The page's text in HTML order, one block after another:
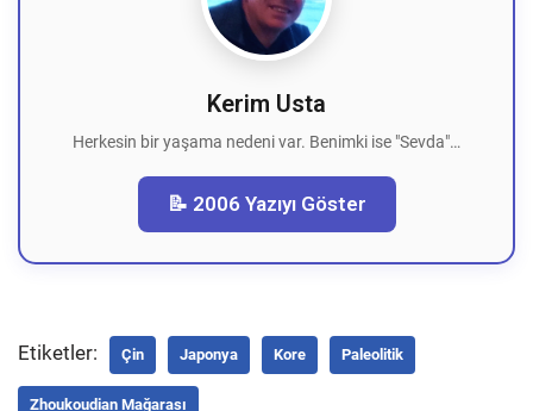
Kerim Usta
Herkesin bir yaşama nedeni var. Benimki ise "Sevda"…
📝 2006 Yazıyı Göster
Etiketler: Çin Japonya Kore Paleolitik
Zhoukoudian Mağarası